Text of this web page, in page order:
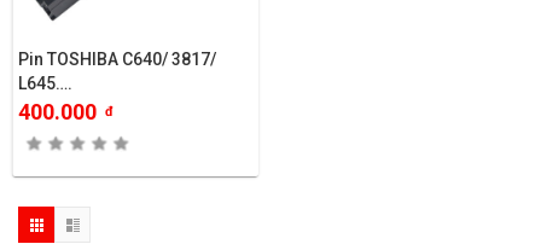
Pin TOSHIBA C640/ 3817/
L645….
400.000 đ